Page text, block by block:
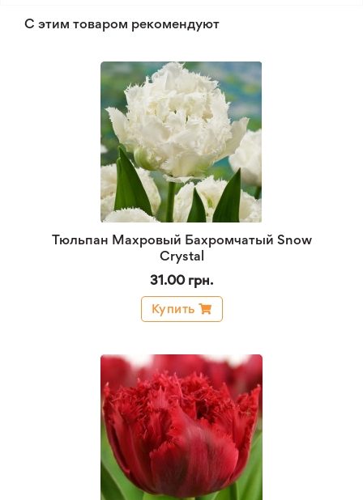
С этим товаром рекомендуют
Тюльпан Махровый Бахромчатый Snow
Crystal
31.00 грн.
Купить